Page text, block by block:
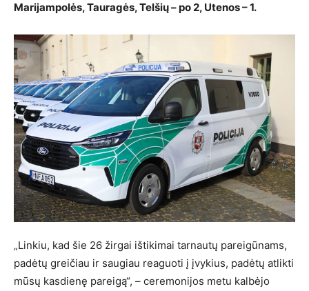
Marijampolės, Tauragės, Telšių – po 2, Utenos – 1.
„Linkiu, kad šie 26 žirgai ištikimai tarnautų pareigūnams,
padėtų greičiau ir saugiau reaguoti į įvykius, padėtų atlikti
mūsų kasdienę pareigą“, – ceremonijos metu kalbėjo